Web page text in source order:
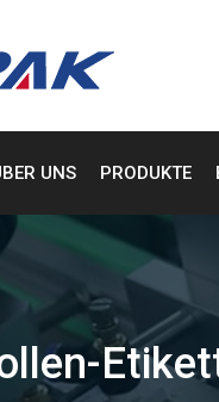
UNS PRODUKTE